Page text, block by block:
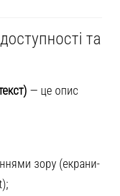
та
— це опис
зору (екрани-